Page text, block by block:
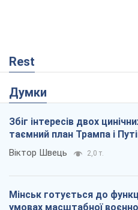
Rest
Думки
Збіг інтересів двох
таємний план Трампа і
Віктор Швець 2,0 т.
Мінськ готується до
умовах масштабної